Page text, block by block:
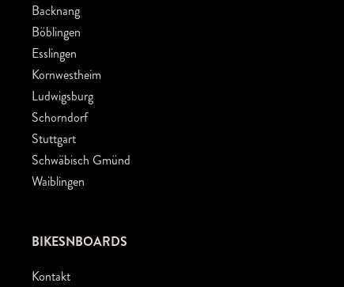
Backnang
Böblingen
Esslingen
Kornwestheim
Ludwigsburg
Schorndorf
Stuttgart
Schwäbisch Gmünd
Waiblingen
BIKESNBOARDS
Kontakt